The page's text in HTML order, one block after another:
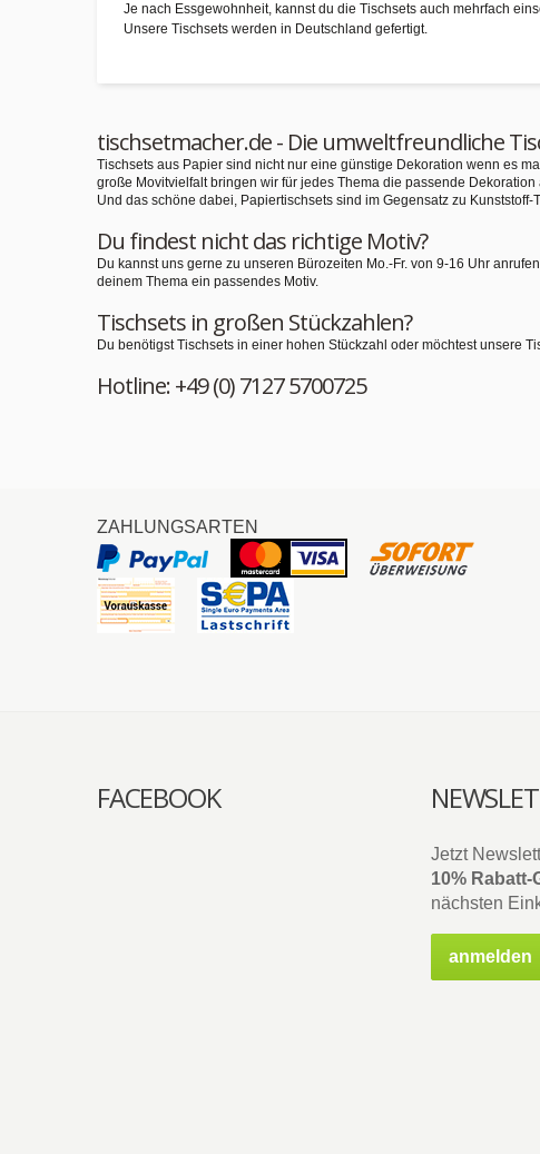
Je nach Essgewohnheit, kannst du die Tischsets auch mehrfach
Unsere Tischsets werden in Deutschland gefertigt.
tischsetmacher.de - Die umweltfreundliche
Tischsets aus Papier sind nicht nur eine günstige Dekoration wenn es
große Movitvielfalt bringen wir für jedes Thema die passende Dekoration
Und das schöne dabei, Papiertischsets sind im Gegensatz zu Kunststoff-
Du findest nicht das richtige Motiv?
Du kannst uns gerne zu unseren Bürozeiten Mo.-Fr. von 9-16 Uhr
deinem Thema ein passendes Motiv.
Tischsets in großen Stückzahlen?
Du benötigst Tischsets in einer hohen Stückzahl oder möchtest unsere
Hotline: +49 (0) 7127 5700725
ZAHLUNGSARTEN
FACEBOOK
Jetzt
10% Rabatt-
nächsten
anmelden